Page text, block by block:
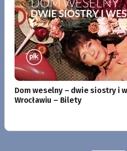
Dom weselny – dwie siostry i
Wrocławiu – Bilety